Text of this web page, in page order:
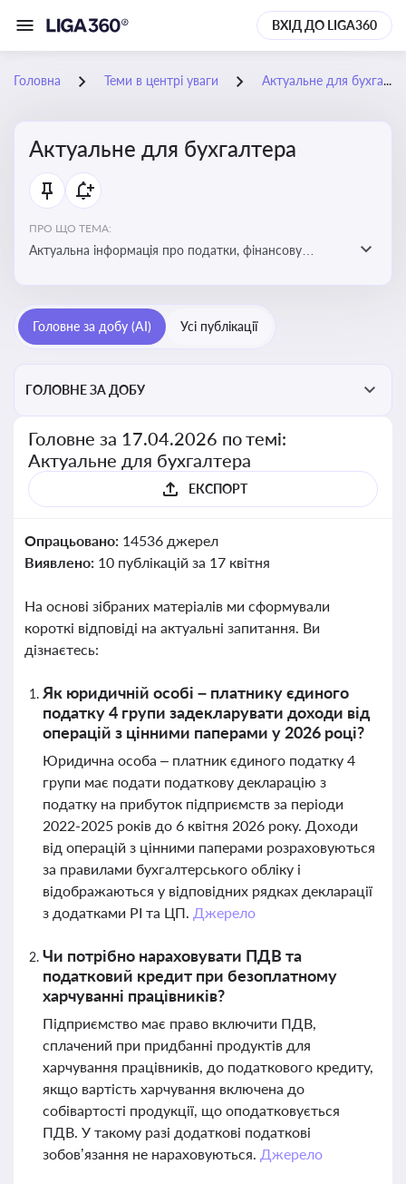
ВХІД ДО LIGA360
Головна Теми в центрі уваги Актуальне для бухгалтера
Актуальне для бухгалтера
ПРО ЩО ТЕМА:
Актуальна інформація про податки, фінансову
підприємств
Головне за добу (AI) Усі публікації
ГОЛОВНЕ ЗА ДОБУ
Головне за 17.04.2026 по темі:
Актуальне для бухгалтера
ЕКСПОРТ
Опрацьовано: 14536 джерел
Виявлено: 10 публікацій за 17 квітня
На основі зібраних матеріалів ми сформували
короткі відповіді на актуальні запитання. Ви
дізнаєтесь:
Як юридичній особі – платнику єдиного
податку 4 групи задекларувати доходи від
операцій з цінними паперами у 2026 році?
Юридична особа – платник єдиного податку 4
групи має подати податкову декларацію з
податку на прибуток підприємств за періоди
2022-2025 років до 6 квітня 2026 року. Доходи
від операцій з цінними паперами розраховуються
за правилами бухгалтерського обліку і
відображаються у відповідних рядках декларації
з додатками РІ та ЦП. Джерело
Чи потрібно нараховувати ПДВ та
податковий кредит при безоплатному
харчуванні працівників?
Підприємство має право включити ПДВ,
сплачений при придбанні продуктів для
харчування працівників, до податкового кредиту,
якщо вартість харчування включена до
собівартості продукції, що оподатковується
ПДВ. У такому разі додаткові податкові
зобов’язання не нараховуються. Джерело